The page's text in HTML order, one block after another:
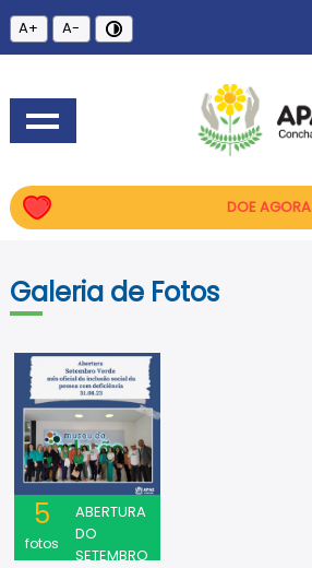
A+ A-
DOE AGORA
Galeria de Fotos
5
fotos
ABERTURA
DO
SETEMBRO